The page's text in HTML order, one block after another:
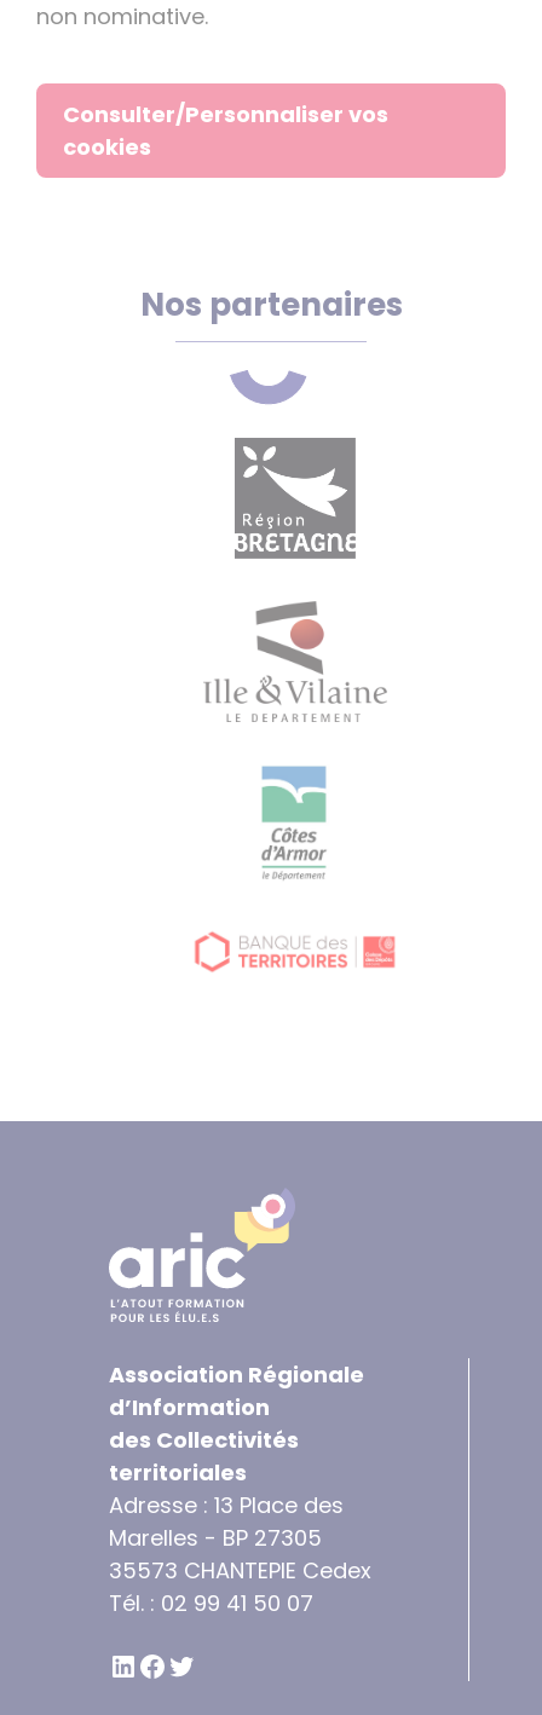
non nominative.
Consulter/Personnaliser vos
cookies
Nos partenaires
Association Régionale
d’Information
des Collectivités
territoriales
Adresse : 13 Place des
Marelles - BP 27305
35573 CHANTEPIE Cedex
Tél. : 02 99 41 50 07
LINKEDIN
FACEBOOK
TWITTER